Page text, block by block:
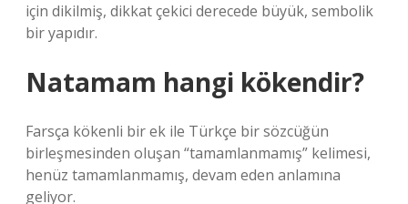
için dikilmiş, dikkat çekici derecede büyük, sembolik
bir yapıdır.
Natamam hangi kökendir?
Farsça kökenli bir ek ile Türkçe bir sözcüğün
birleşmesinden oluşan “tamamlanmamış” kelimesi,
henüz tamamlanmamış, devam eden anlamına
geliyor.